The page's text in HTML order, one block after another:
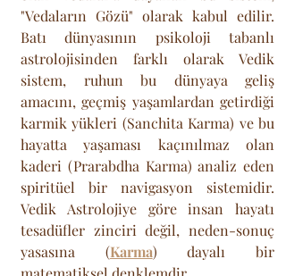
"Vedaların Gözü" olarak kabul edilir.
Batı dünyasının psikoloji tabanlı
astrolojisinden farklı olarak Vedik
sistem, ruhun bu dünyaya geliş
amacını, geçmiş yaşamlardan getirdiği
karmik yükleri (Sanchita Karma) ve bu
hayatta yaşaması kaçınılmaz olan
kaderi (Prarabdha Karma) analiz eden
spiritüel bir navigasyon sistemidir.
Vedik Astrolojiye göre insan hayatı
tesadüfler zinciri değil, neden-sonuç
yasasına (Karma) dayalı bir